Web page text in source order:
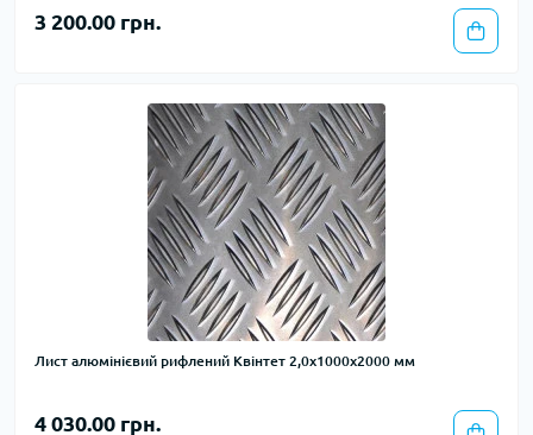
3 200.00 грн.
Лист алюмінієвий рифлений Квінтет 2,0х1000х2000 мм
4 030.00 грн.